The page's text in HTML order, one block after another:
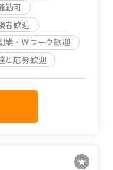
勤可
者歓迎
業・Wワーク歓迎
と応募歓迎